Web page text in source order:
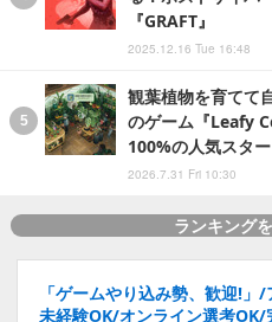
『GRAFT』
2025.12.16 Tue 16:48
観葉植物を育てて
のゲーム『Leafy
100%の人気スタ
2026.7.31 Fri 10:30
ランキング
「ゲームやり込み勢、歓迎!
未経験OK/オンライン選考OK/